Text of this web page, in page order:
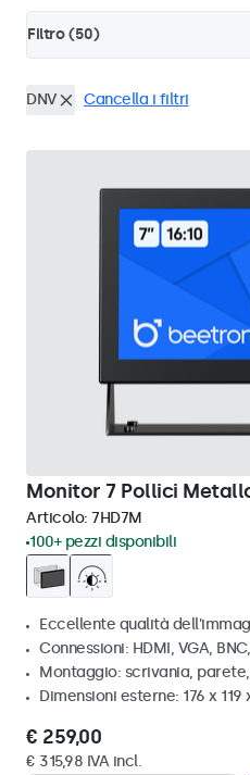
Filtro (50)
DNV Cancella i filtri
Monitor 7 Pollici
Articolo: 7HD7M
100+ pezzi disponibili
Eccellente qualità
Connessioni: HDMI, VGA,
Montaggio: scrivania,
Dimensioni esterne: 176 x 119
€ 259,00
€ 315,98 IVA incl.